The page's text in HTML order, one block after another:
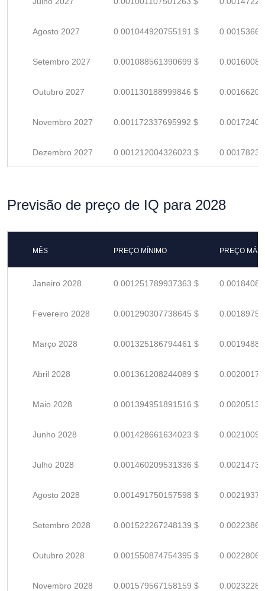
Agosto 2027 0.001044920755191 $
Setembro 2027 0.001088561390699 $
Outubro 2027 0.001130188999846 $
Novembro 2027 0.001172337695992 $
Dezembro 2027 0.001212004326023 $
Previsão de preço de IQ para 2028
MÊS PREÇO MÍNIMO PREÇO
Janeiro 2028 0.001251789937363 $
Fevereiro 2028 0.001290307738645 $
Março 2028 0.001325186794461 $
Abril 2028 0.001361208244089 $
Maio 2028 0.001394951891516 $
Junho 2028 0.001428661634023 $
Julho 2028 0.001460209531336 $
Agosto 2028 0.001491750157598 $
Setembro 2028 0.001522267248139 $
Outubro 2028 0.001550874754395 $
Novembro 2028 0.001579567158159 $